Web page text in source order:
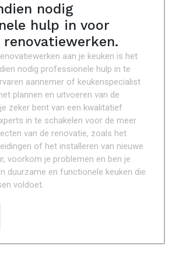
nodig
hulp in voor
aan je keuken is het
nodig professionele hulp in te
aannemer of keukenspecialist
plannen en uitvoeren van de
zeker bent van een kwalitatief
in te schakelen voor de meer
van de renovatie, zoals het
of het installeren van nieuwe
voorkom je problemen en ben je
duurzame en functionele keuken die
voldoet.